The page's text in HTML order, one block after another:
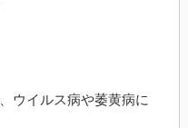
ウイルス病や萎黄病に